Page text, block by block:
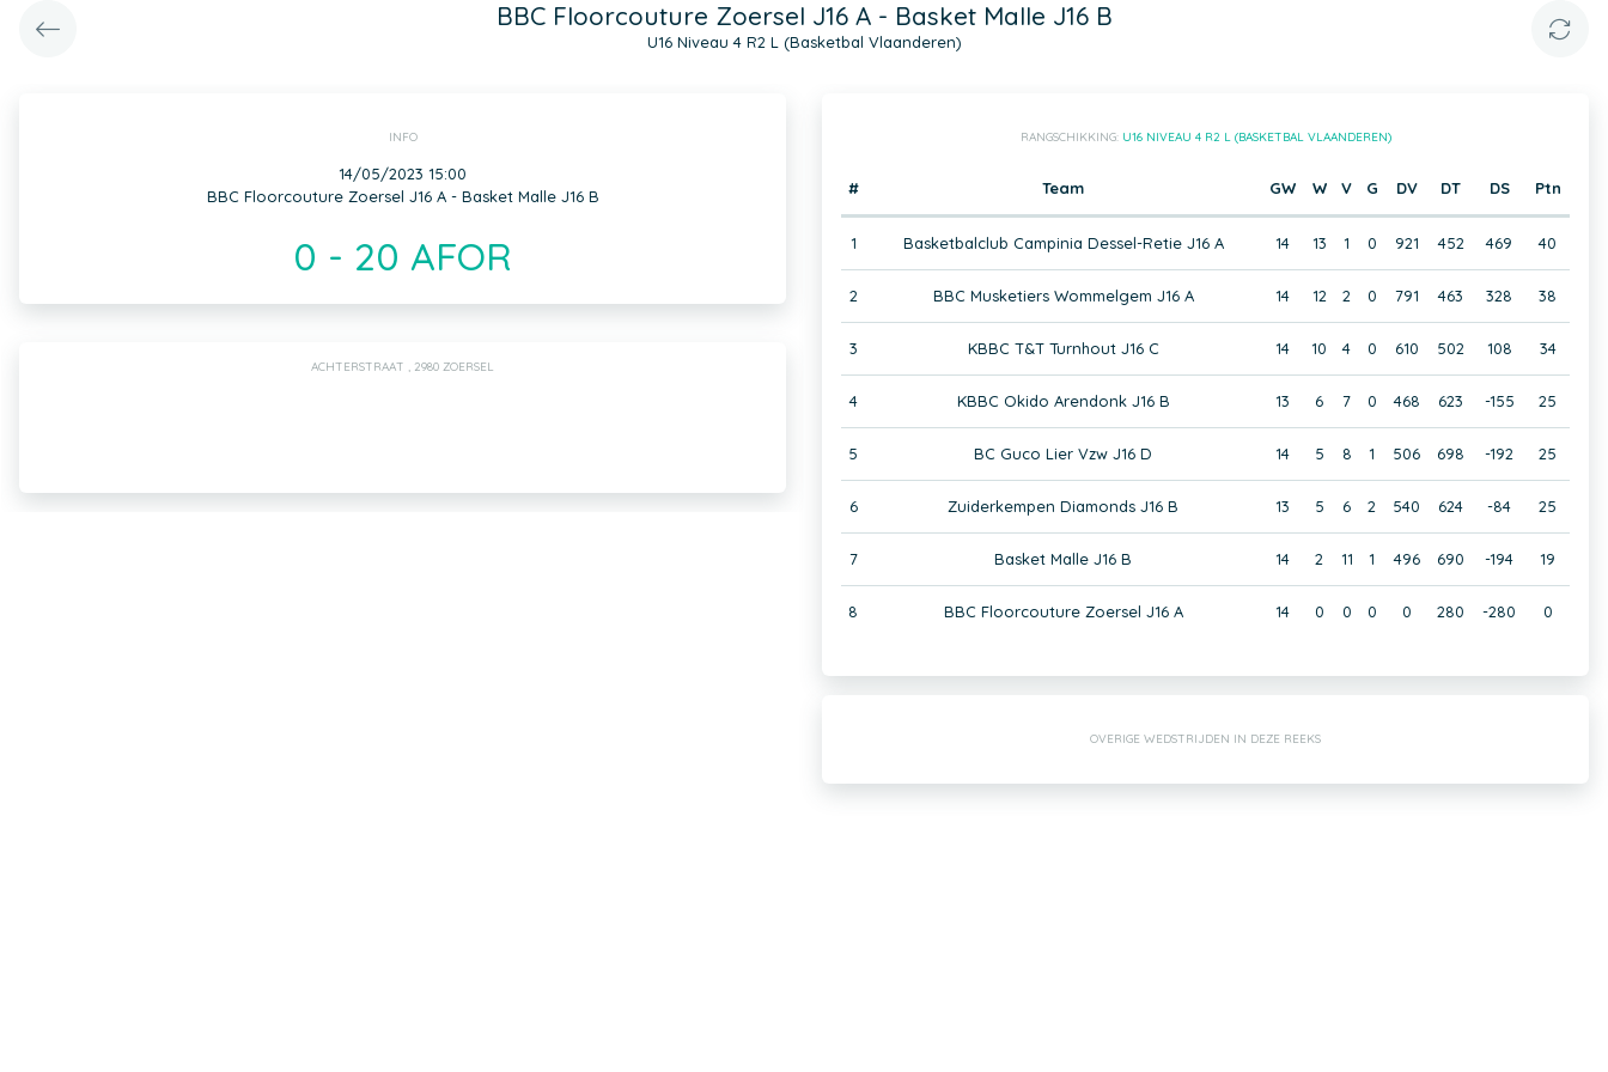
BBC Floorcouture Zoersel J16 A - Basket Malle J16 B
U16 Niveau 4 R2 L (Basketbal Vlaanderen)
INFO
14/05/2023 15:00
BBC Floorcouture Zoersel J16 A - Basket Malle J16 B
0 - 20 AFOR
ACHTERSTRAAT , 2980 ZOERSEL
RANGSCHIKKING: U16 NIVEAU 4 R2 L (BASKETBAL VLAANDEREN)
# Team GW W V G DV DT DS Ptn
1 Basketbalclub Campinia Dessel-Retie J16 A 14 13 1 0 921 452 469 40
2 BBC Musketiers Wommelgem J16 A 14 12 2 0 791 463 328 38
3 KBBC T&T Turnhout J16 C 14 10 4 0 610 502 108 34
4 KBBC Okido Arendonk J16 B 13 6 7 0 468 623 -155 25
5 BC Guco Lier Vzw J16 D 14 5 8 1 506 698 -192 25
6 Zuiderkempen Diamonds J16 B 13 5 6 2 540 624 -84 25
7 Basket Malle J16 B 14 2 11 1 496 690 -194 19
8 BBC Floorcouture Zoersel J16 A 14 0 0 0 0 280 -280 0
OVERIGE WEDSTRIJDEN IN DEZE REEKS